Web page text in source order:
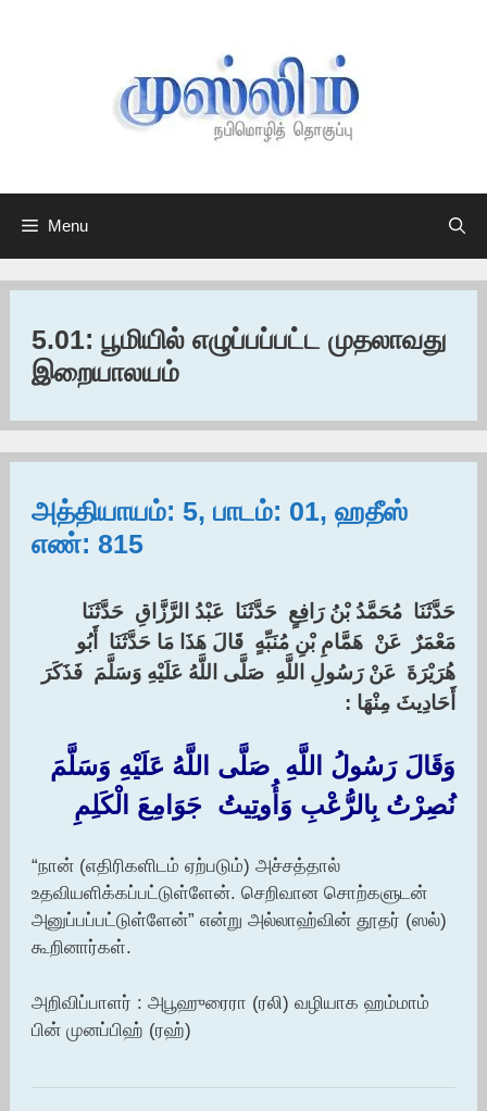
Menu
5.01: பூமியில் எழுப்பப்பட்ட முதலாவது
இறையாலயம்
அத்தியாயம்: 5, பாடம்: 01, ஹதீஸ்
எண்: 815
حَدَّثَنَا ‏ ‏مُحَمَّدُ بْنُ رَافِعٍ ‏ ‏حَدَّثَنَا ‏ ‏عَبْدُ الرَّزَّاقِ ‏ ‏حَدَّثَنَا ‏
‏مَعْمَرٌ ‏ ‏عَنْ ‏ ‏هَمَّامِ بْنِ مُنَبِّهٍ ‏ ‏قَالَ هَذَا مَا حَدَّثَنَا ‏ ‏أَبُو
هُرَيْرَةَ ‏ ‏عَنْ رَسُولِ اللَّهِ ‏ ‏صَلَّى اللَّهُ عَلَيْهِ وَسَلَّمَ ‏ ‏فَذَكَرَ
أَحَادِيثَ مِنْهَا :‏
وَقَالَ رَسُولُ اللَّهِ ‏ ‏صَلَّى اللَّهُ عَلَيْهِ وَسَلَّمَ ‏
‏نُصِرْتُ بِالرُّعْبِ وَأُوتِيتُ ‏ ‏جَوَامِعَ الْكَلِمِ ‏
“நான் (எதிரிகளிடம் ஏற்படும்) அச்சத்தால்
உதவியளிக்கப்பட்டுள்ளேன். செறிவான சொற்களுடன்
அனுப்பப்பட்டுள்ளேன்” என்று அல்லாஹ்வின் தூதர் (ஸல்)
கூறினார்கள்.
அறிவிப்பாளர் : அபூஹுரைரா (ரலி) வழியாக ஹம்மாம்
பின் முனப்பிஹ் (ரஹ்)